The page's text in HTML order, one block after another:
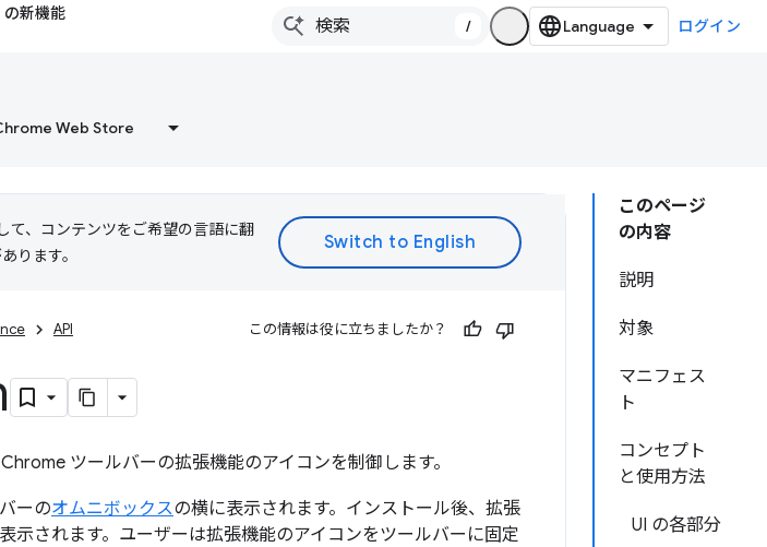
新機能
/ ログイン
Web Store
このページ
の内容
説明
対象
マニフェス
ト
コンセプト
と使用方法
UI の各部分
て、コンテンツをご希望の言語に翻
ります。
API この情報は役に立ちましたか？
ツールバーの拡張機能のアイコンを制御します。
ーのオムニボックスの横に表示されます。インストール後、拡張
示されます。ユーザーは拡張機能のアイコンをツールバーに固定